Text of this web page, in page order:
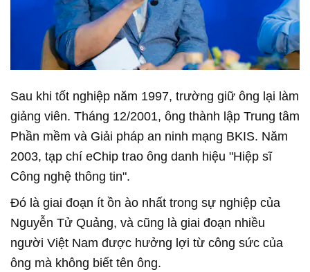
Sau khi tốt nghiệp năm 1997, trường giữ ông lại làm
giảng viên. Tháng 12/2001, ông thành lập Trung tâm
Phần mềm và Giải pháp an ninh mạng BKIS. Năm
2003, tạp chí eChip trao ông danh hiệu "Hiệp sĩ
Công nghệ thông tin".
Đó là giai đoạn ít ồn ào nhất trong sự nghiệp của
Nguyễn Tử Quảng, và cũng là giai đoạn nhiều
người Việt Nam được hưởng lợi từ công sức của
ông mà không biết tên ông.